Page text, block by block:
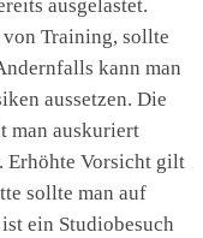
ausgelastet.
Training, sollte
kann man
aussetzen. Die
man auskuriert
Erhöhte Vorsicht gilt
sollte man auf
ein Studiobesuch